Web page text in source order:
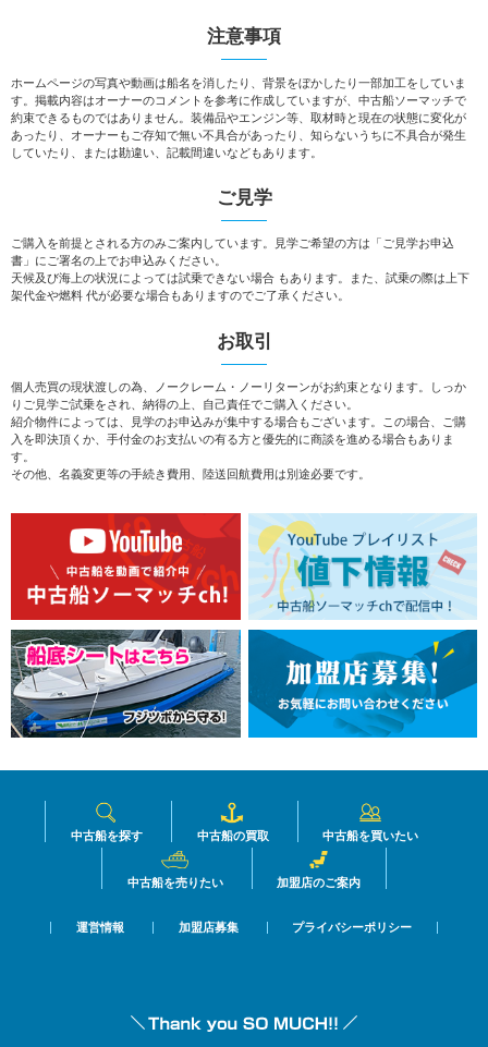
注意事項
ホームページの写真や動画は船名を消したり、背景をぼかしたり一部加工をしていま
す。掲載内容はオーナーのコメントを参考に作成していますが、中古船ソーマッチで
約束できるものではありません。装備品やエンジン等、取材時と現在の状態に変化が
あったり、オーナーもご存知で無い不具合があったり、知らないうちに不具合が発生
していたり、または勘違い、記載間違いなどもあります。
ご見学
ご購入を前提とされる方のみご案内しています。見学ご希望の方は「ご見学お申込
書」にご署名の上でお申込みください。
天候及び海上の状況によっては試乗できない場合 もあります。また、試乗の際は上下
架代金や燃料 代が必要な場合もありますのでご了承ください。
お取引
個人売買の現状渡しの為、ノークレーム・ノーリターンがお約束となります。しっか
りご見学ご試乗をされ、納得の上、自己責任でご購入ください。
紹介物件によっては、見学のお申込みが集中する場合もございます。この場合、ご購
入を即決頂くか、手付金のお支払いの有る方と優先的に商談を進める場合もありま
す。
その他、名義変更等の手続き費用、陸送回航費用は別途必要です。
中古船を探す 中古船の買取 中古船を買いたい
中古船を売りたい 加盟店のご案内
運営情報 加盟店募集 プライバシーポリシー